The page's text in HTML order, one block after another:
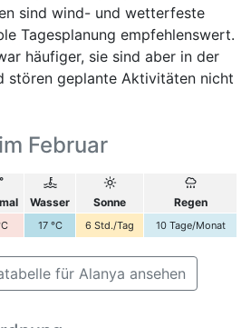
sind wind- und wetterfeste
Tagesplanung empfehlenswert.
häufiger, sie sind aber in der
stören geplante Aktivitäten nicht
Februar
Wasser Sonne Regen
17 °C 6 Std./Tag 10 Tage/Monat
für Alanya ansehen